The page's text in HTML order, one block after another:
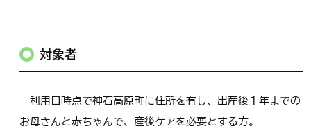
対象者
利用日時点で神石高原町に住所を有し、出産後１年までの
お母さんと赤ちゃんで、産後ケアを必要とする方。